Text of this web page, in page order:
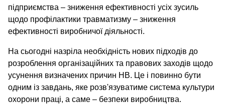
підприємства – зниження ефективності усіх зусиль
щодо профілактики травматизму – зниження
ефективності виробничої діяльності.
На сьогодні назріла необхідність нових підходів до
розроблення організаційних та правових заходів щодо
усунення визначених причин НВ. Це і повинно бути
одним із завдань, яке розв'язуватиме система культури
охорони праці, а саме – безпеки виробництва.